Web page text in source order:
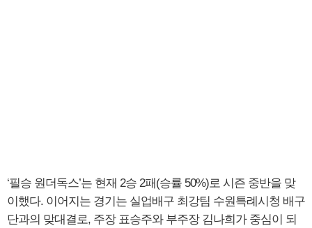
‘필승 원더독스’는 현재 2승 2패(승률 50%)로 시즌 중반을 맞
이했다. 이어지는 경기는 실업배구 최강팀 수원특례시청 배구
단과의 맞대결로, 주장 표승주와 부주장 김나희가 중심이 되